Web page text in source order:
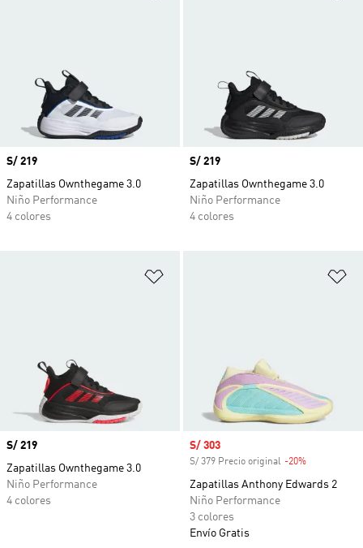
Precio
S/ 219
Zapatillas Ownthegame 3.0
Niño Performance
4 colores
Precio
S/ 219
Zapatillas Ownthegame 3.0
Niño Performance
4 colores
Precio
S/ 219
Zapatillas Ownthegame 3.0
Niño Performance
4 colores
Precio de venta
S/ 303
S/ 379 Precio original -20%
Zapatillas Anthony Edwards 2
Niño Performance
3 colores
Envío Gratis